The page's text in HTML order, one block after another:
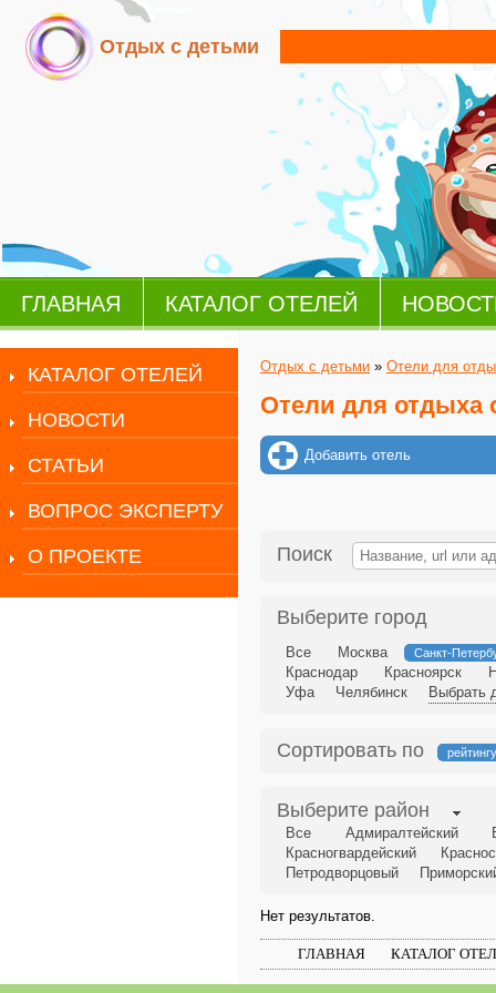
Отдых с детьми
ГЛАВНАЯ КАТАЛОГ ОТЕЛЕЙ
КАТАЛОГ ОТЕЛЕЙ
НОВОСТИ
СТАТЬИ
ВОПРОС ЭКСПЕРТУ
О ПРОЕКТЕ
Отдых с детьми » Отели для
Отели для отдыха
Добавить отель
Поиск
Выберите город
Все Москва Санкт-
Краснодар Красноярск
Уфа
Челябинск Выбрать
Сортировать по рейтингу
Выберите район
Все Адмиралтейский
Красногвардейский
Петродворцовый
Нет результатов.
ГЛАВНАЯ КАТАЛОГ